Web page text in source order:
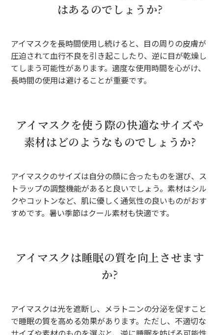
はあるのでしょうか?
アイマスクを長時間使用し続けると、目の周りの皮膚が
圧迫されて血行不良を引き起こしたり、逆に目が乾燥し
てしまう可能性があります。適度な使用時間を心がけ、
長時間の使用は避けることが重要です。
アイマスクを使う際の快適なサイズや
素材はどのようなものでしょうか?
アイマスクのサイズは自分の顔に合ったものを選び、ス
トラップの調整機能があると良いでしょう。素材はシル
クやコットンなど、肌に優しく通気性の良いものがおす
すめです。暑い季節はクール素材も快適です。
アイマスクは睡眠の質を向上させます
か?
アイマスクは光を遮断し、メラトニンの分泌を促すこと
で睡眠の質を高める効果があります。ただし、不適切な